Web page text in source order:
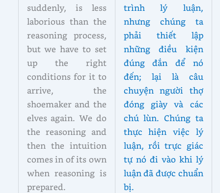
suddenly, is less
laborious than the
reasoning process,
but we have to set
up the right
conditions for it to
arrive, the
shoemaker and the
elves again. We do
the reasoning and
then the intuition
comes in of its own
when reasoning is
prepared.
trình lý luận,
nhưng chúng ta
phải thiết lập
những điều kiện
đúng đắn để nó
đến; lại là câu
chuyện người thợ
đóng giày và các
chú lùn. Chúng ta
thực hiện việc lý
luận, rồi trực giác
tự nó đi vào khi lý
luận đã được chuẩn
bị.